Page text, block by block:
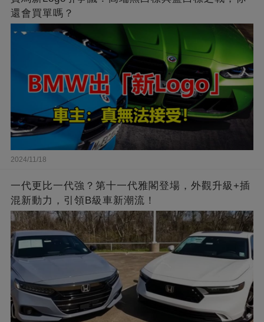
還會買單嗎？
2024/11/18
一代更比一代強？第十一代雅閣登場，外觀升級+插
混新動力，引領B級車新潮流！